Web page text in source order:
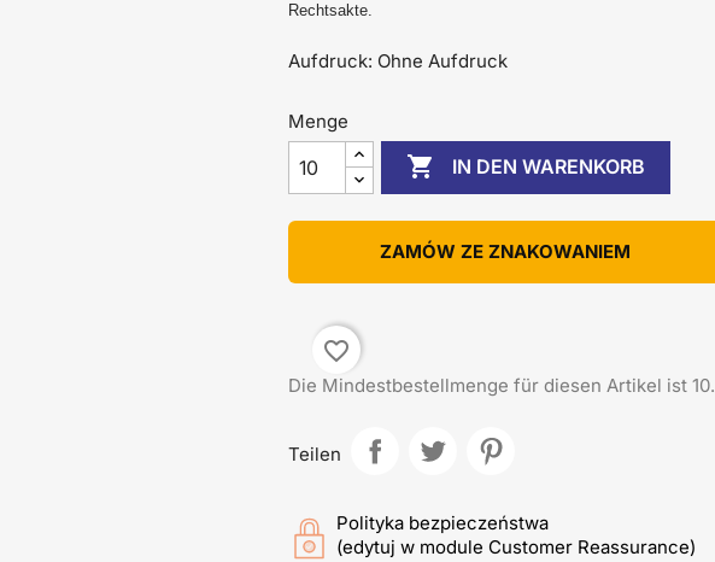
Rechtsakte.
Aufdruck: Ohne Aufdruck
Menge
 IN DEN WARENKORB
ZAMÓW ZE ZNAKOWANIEM
favorite_border
Die Mindestbestellmenge für diesen Artikel ist 10.
Teilen
Polityka bezpieczeństwa
(edytuj w module Customer Reassurance)